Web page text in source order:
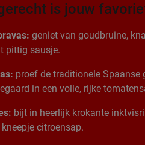
is jouw
geniet van goudbruine,
pittig sausje.
proef de traditionele
in een volle, rijke
bijt in heerlijk krokante
citroensap.